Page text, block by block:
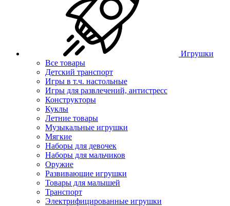
Игрушки
Все товары
Детский транспорт
Игры в т.ч. настольные
Игры для развлечений, антистресс
Конструкторы
Куклы
Летние товары
Музыкальные игрушки
Мягкие
Наборы для девочек
Наборы для мальчиков
Оружие
Развивающие игрушки
Товары для малышей
Транспорт
Электрифицированные игрушки